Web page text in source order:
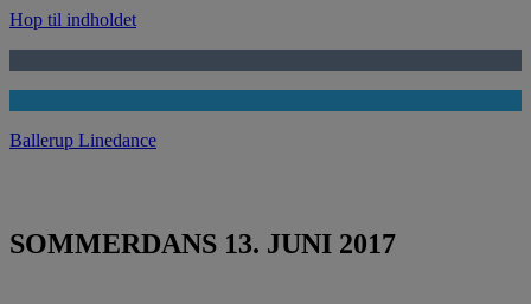
Hop til indholdet
Ballerup Linedance
SOMMERDANS 13. JUNI 2017